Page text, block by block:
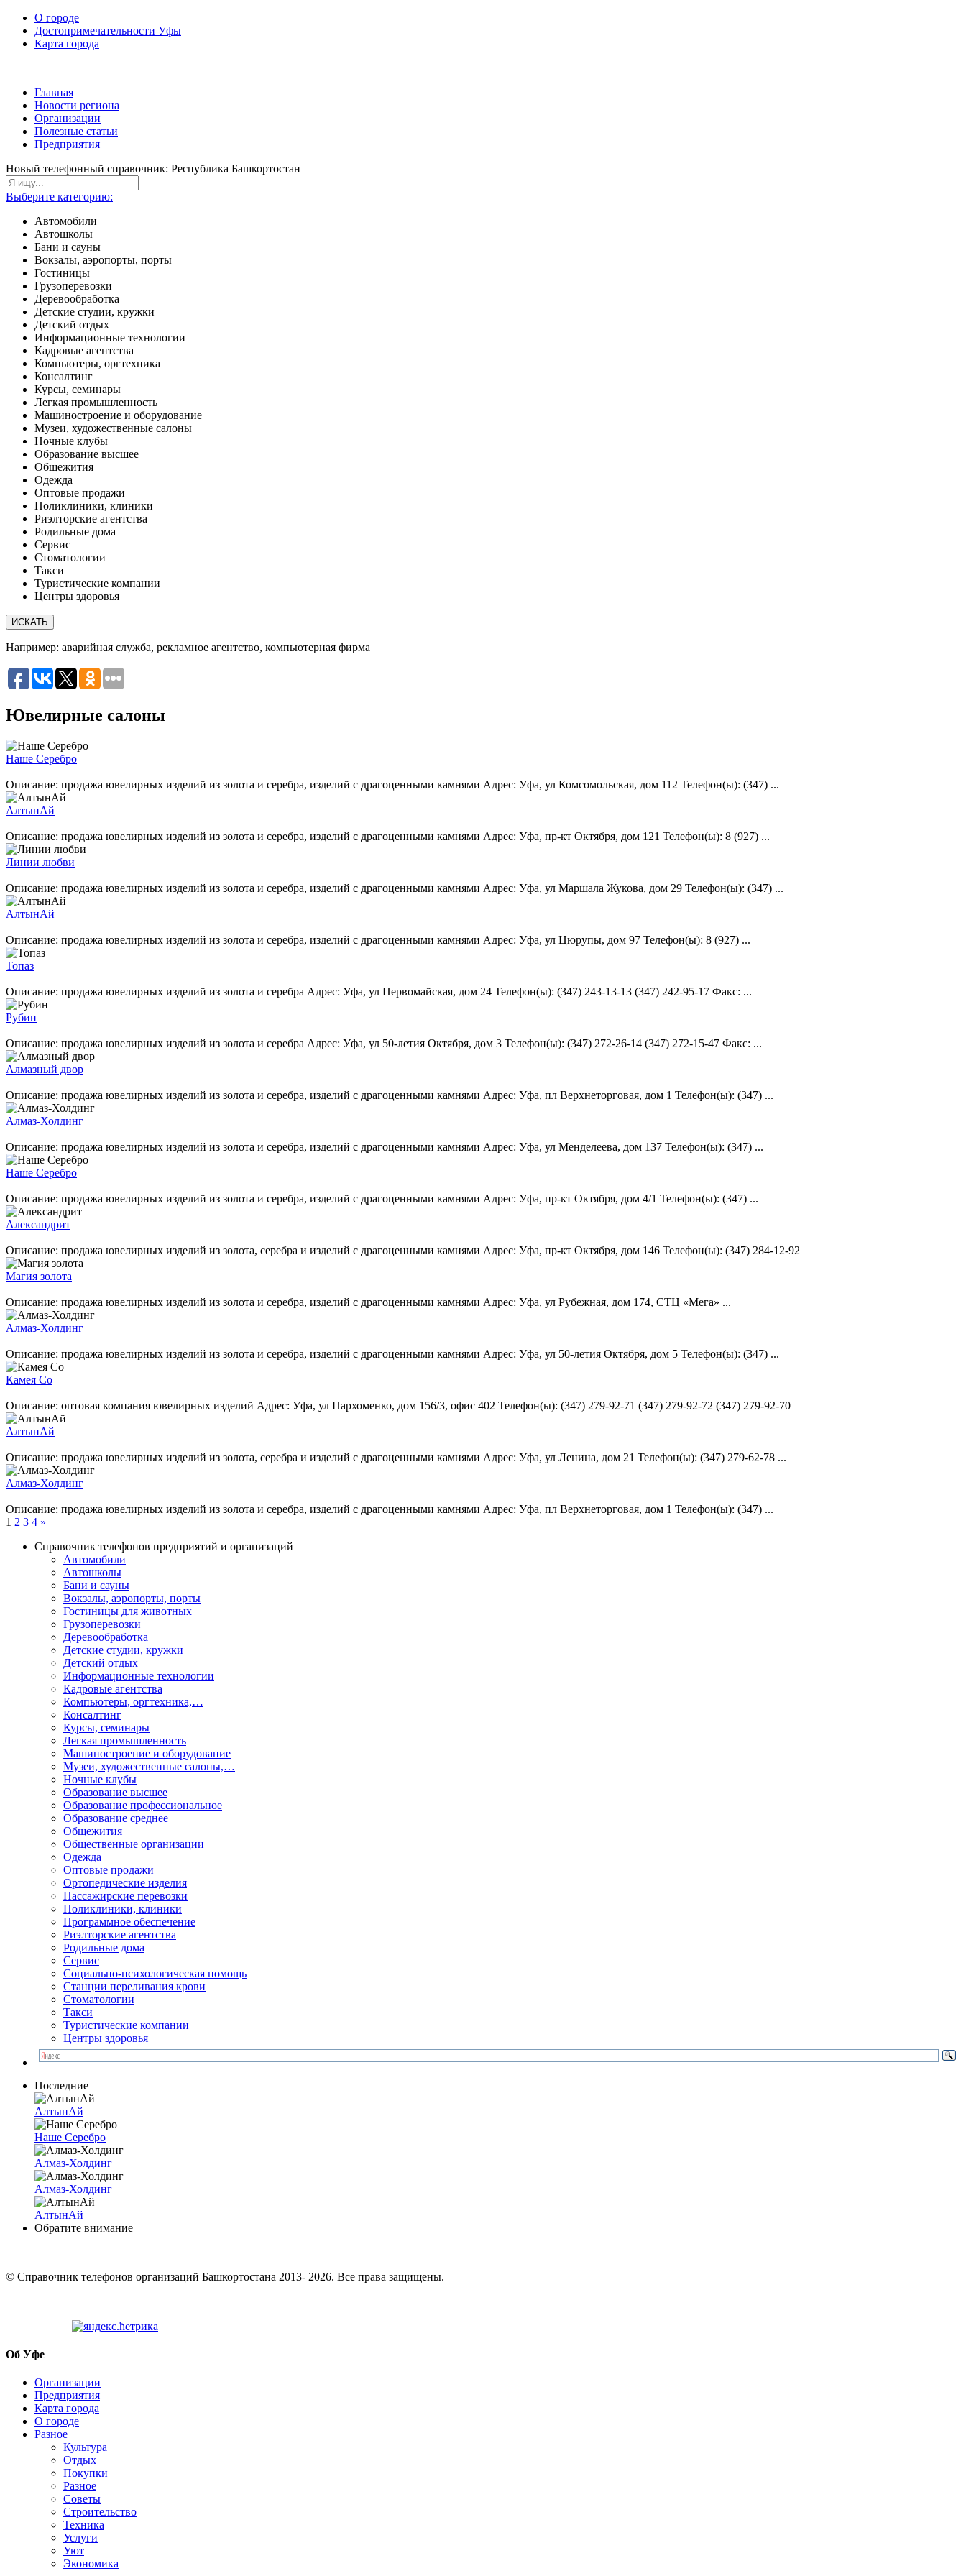
О городе
Достопримечательности Уфы
Карта города
Главная
Новости региона
Организации
Полезные статьи
Предприятия
Новый телефонный справочник: Республика Башкортостан
Выберите категорию:
Автомобили
Автошколы
Бани и сауны
Вокзалы, аэропорты, порты
Гостиницы
Грузоперевозки
Деревообработка
Детские студии, кружки
Детский отдых
Информационные технологии
Кадровые агентства
Компьютеры, оргтехника
Консалтинг
Курсы, семинары
Легкая промышленность
Машиностроение и оборудование
Музеи, художественные салоны
Ночные клубы
Образование высшее
Общежития
Одежда
Оптовые продажи
Поликлиники, клиники
Риэлторские агентства
Родильные дома
Сервис
Стоматологии
Такси
Туристические компании
Центры здоровья
Например: аварийная служба, рекламное агентство, компьютерная фирма
Ювелирные салоны
Наше Серебро
Описание: продажа ювелирных изделий из золота и серебра, изделий с драгоценными камнями Адрес: Уфа, ул Комсомольская, дом 112 Телефон(ы): (347) ...
АлтынАй
Описание: продажа ювелирных изделий из золота и серебра, изделий с драгоценными камнями Адрес: Уфа, пр-кт Октября, дом 121 Телефон(ы): 8 (927) ...
Линии любви
Описание: продажа ювелирных изделий из золота и серебра, изделий с драгоценными камнями Адрес: Уфа, ул Маршала Жукова, дом 29 Телефон(ы): (347) ...
АлтынАй
Описание: продажа ювелирных изделий из золота и серебра, изделий с драгоценными камнями Адрес: Уфа, ул Цюрупы, дом 97 Телефон(ы): 8 (927) ...
Топаз
Описание: продажа ювелирных изделий из золота и серебра Адрес: Уфа, ул Первомайская, дом 24 Телефон(ы): (347) 243-13-13 (347) 242-95-17 Факс: ...
Рубин
Описание: продажа ювелирных изделий из золота и серебра Адрес: Уфа, ул 50-летия Октября, дом 3 Телефон(ы): (347) 272-26-14 (347) 272-15-47 Факс: ...
Алмазный двор
Описание: продажа ювелирных изделий из золота и серебра, изделий с драгоценными камнями Адрес: Уфа, пл Верхнеторговая, дом 1 Телефон(ы): (347) ...
Алмаз-Холдинг
Описание: продажа ювелирных изделий из золота и серебра, изделий с драгоценными камнями Адрес: Уфа, ул Менделеева, дом 137 Телефон(ы): (347) ...
Наше Серебро
Описание: продажа ювелирных изделий из золота и серебра, изделий с драгоценными камнями Адрес: Уфа, пр-кт Октября, дом 4/1 Телефон(ы): (347) ...
Александрит
Описание: продажа ювелирных изделий из золота, серебра и изделий с драгоценными камнями Адрес: Уфа, пр-кт Октября, дом 146 Телефон(ы): (347) 284-12-92
Магия золота
Описание: продажа ювелирных изделий из золота и серебра, изделий с драгоценными камнями Адрес: Уфа, ул Рубежная, дом 174, СТЦ «Мега» ...
Алмаз-Холдинг
Описание: продажа ювелирных изделий из золота и серебра, изделий с драгоценными камнями Адрес: Уфа, ул 50-летия Октября, дом 5 Телефон(ы): (347) ...
Камея Со
Описание: оптовая компания ювелирных изделий Адрес: Уфа, ул Пархоменко, дом 156/3, офис 402 Телефон(ы): (347) 279-92-71 (347) 279-92-72 (347) 279-92-70
АлтынАй
Описание: продажа ювелирных изделий из золота, серебра и изделий с драгоценными камнями Адрес: Уфа, ул Ленина, дом 21 Телефон(ы): (347) 279-62-78 ...
Алмаз-Холдинг
Описание: продажа ювелирных изделий из золота и серебра, изделий с драгоценными камнями Адрес: Уфа, пл Верхнеторговая, дом 1 Телефон(ы): (347) ...
1 2 3 4 »
Справочник телефонов предприятий и организаций
Автомобили
Автошколы
Бани и сауны
Вокзалы, аэропорты, порты
Гостиницы для животных
Грузоперевозки
Деревообработка
Детские студии, кружки
Детский отдых
Информационные технологии
Кадровые агентства
Компьютеры, оргтехника,…
Консалтинг
Курсы, семинары
Легкая промышленность
Машиностроение и оборудование
Музеи, художественные салоны,…
Ночные клубы
Образование высшее
Образование профессиональное
Образование среднее
Общежития
Общественные организации
Одежда
Оптовые продажи
Ортопедические изделия
Пассажирские перевозки
Поликлиники, клиники
Программное обеспечение
Риэлторские агентства
Родильные дома
Сервис
Социально-психологическая помощь
Станции переливания крови
Стоматологии
Такси
Туристические компании
Центры здоровья
Последние
АлтынАй
Наше Серебро
Алмаз-Холдинг
Алмаз-Холдинг
АлтынАй
Обратите внимание
© Cправочник телефонов организаций Башкортостана 2013- 2026. Все права защищены.
Об Уфе
Организации
Предприятия
Карта города
О городе
Разное
Культура
Отдых
Покупки
Разное
Советы
Строительство
Техника
Услуги
Уют
Экономика